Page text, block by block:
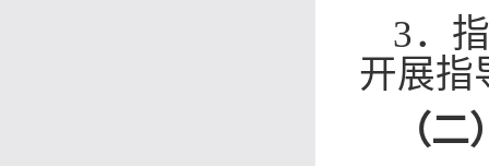
3．
开展指
（